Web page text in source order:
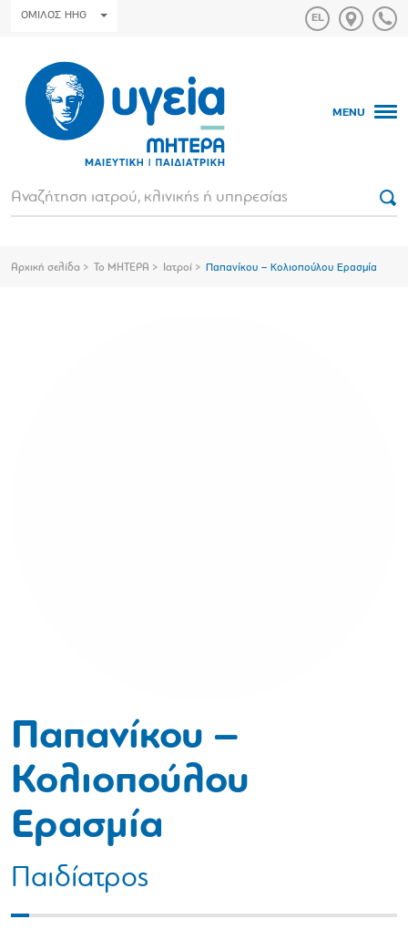
ΟΜΙΛΟΣ HHG
MENU
Αρχική σελίδα Το ΜΗΤΕΡΑ Ιατροί Παπανίκου – Κολιοπούλου Ερασμία
Παπανίκου –
Κολιοπούλου
Ερασμία
Παιδίατρος